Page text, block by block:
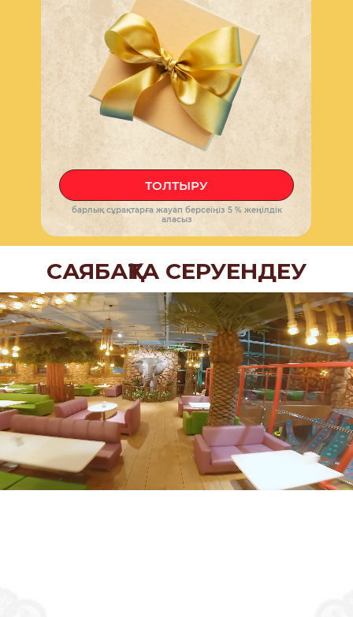
барлық сұрақтарға жауап берсеіңіз 5 % жеңілдік
аласыз
ТОЛТЫРУ
САЯБАҚТА СЕРУЕНДЕУ